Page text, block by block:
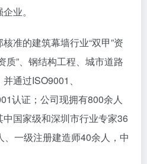
业。
准的建筑幕墙行业“双甲”资
质”、钢结构工程、城市道路
通过ISO9001、
认证；公司现拥有800余人
国家级和深圳市行业专家36
、一级注册建造师40余人，中